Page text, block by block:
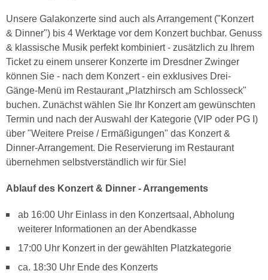
Unsere Galakonzerte sind auch als Arrangement ("Konzert
& Dinner") bis 4 Werktage vor dem Konzert buchbar. Genuss
& klassische Musik perfekt kombiniert - zusätzlich zu Ihrem
Ticket zu einem unserer Konzerte im Dresdner Zwinger
können Sie - nach dem Konzert - ein exklusives Drei-
Gänge-Menü im Restaurant „Platzhirsch am Schlosseck"
buchen. Zunächst wählen Sie Ihr Konzert am gewünschten
Termin und nach der Auswahl der Kategorie (VIP oder PG I)
über "Weitere Preise / Ermäßigungen" das Konzert &
Dinner-Arrangement. Die Reservierung im Restaurant
übernehmen selbstverständlich wir für Sie!
Ablauf des Konzert & Dinner - Arrangements
ab 16:00 Uhr Einlass in den Konzertsaal, Abholung
weiterer Informationen an der Abendkasse
17:00 Uhr Konzert in der gewählten Platzkategorie
ca. 18:30 Uhr Ende des Konzerts